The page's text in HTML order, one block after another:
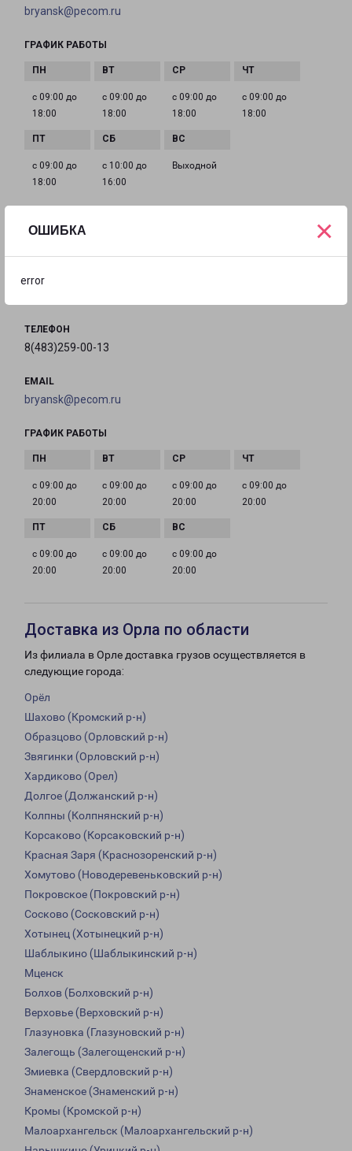
ОШИБКА
error
×
bryansk@pecom.ru
ГРАФИК РАБОТЫ
с 09:00 до
18:00
с 09:00 до
18:00
с 09:00 до
18:00
с 09:00 до
18:00
с 09:00 до
18:00
с 10:00 до
16:00
Выходной
город Брянск, улица Грибоедова, 1
ТЕЛЕФОН
8(483)259-00-13
EMAIL
bryansk@pecom.ru
ГРАФИК РАБОТЫ
с 09:00 до
20:00
с 09:00 до
20:00
с 09:00 до
20:00
с 09:00 до
20:00
с 09:00 до
20:00
с 09:00 до
20:00
с 09:00 до
20:00
Доставка из Орла по области
Из филиала в Орле доставка грузов осуществляется в
следующие города:
Орёл
Шахово (Кромский р-н)
Образцово (Орловский р-н)
Звягинки (Орловский р-н)
Хардиково (Орел)
Долгое (Должанский р-н)
Колпны (Колпнянский р-н)
Корсаково (Корсаковский р-н)
Красная Заря (Краснозоренский р-н)
Хомутово (Новодеревеньковский р-н)
Покровское (Покровский р-н)
Сосково (Сосковский р-н)
Хотынец (Хотынецкий р-н)
Шаблыкино (Шаблыкинский р-н)
Мценск
Болхов (Болховский р-н)
Верховье (Верховский р-н)
Глазуновка (Глазуновский р-н)
Залегощь (Залегощенский р-н)
Змиевка (Свердловский р-н)
Знаменское (Знаменский р-н)
Кромы (Кромской р-н)
Малоархангельск (Малоархангельский р-н)